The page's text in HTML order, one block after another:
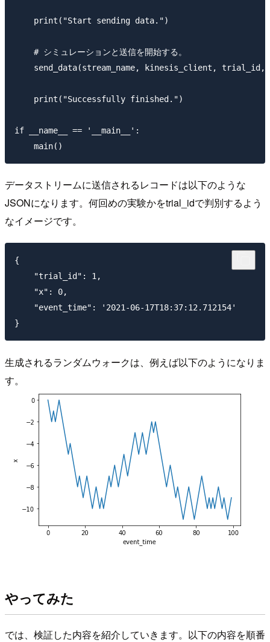
    print("Start sending data.")
    # シミュレーションと送信を開始する。
send_data(stream_name, kinesis_client, trial_id,
    print("Successfully finished.")
if __name__ == '__main__':
データストリームに送信されるレコードは以下のような
JSONになります。何回めの実験かをtrial_idで判別するよう
なイメージです。
{
    "trial_id": 1,
    "x": 0,
    "event_time": '2021-06-17T18:37:12.712154'
生成されるランダムウォークは、例えば以下のようになりま
す。
やってみた
では、検証した内容を紹介していきます。以下の内容を順番